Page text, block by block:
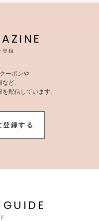
登録
ーポンや
ど、
配信しています。
録する